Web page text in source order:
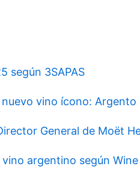
según 3SAPAS
vino ícono:
General de Moët
argentino según